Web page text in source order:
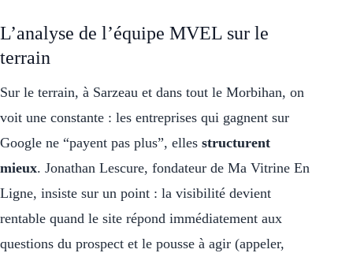
L’analyse de l’équipe MVEL sur le
terrain
Sur le terrain, à Sarzeau et dans tout le Morbihan, on
voit une constante : les entreprises qui gagnent sur
Google ne “payent pas plus”, elles structurent
mieux. Jonathan Lescure, fondateur de Ma Vitrine En
Ligne, insiste sur un point : la visibilité devient
rentable quand le site répond immédiatement aux
questions du prospect et le pousse à agir (appeler,